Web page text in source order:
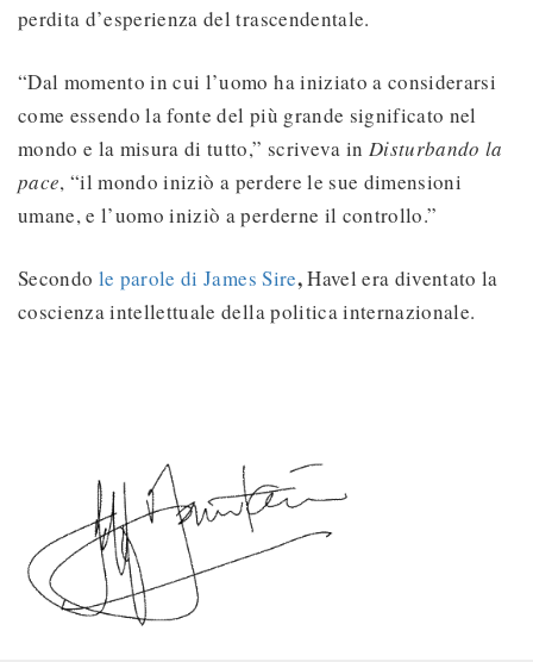
perdita d’esperienza del trascendentale.
“Dal momento in cui l’uomo ha iniziato a considerarsi
come essendo la fonte del più grande significato nel
mondo e la misura di tutto,” scriveva in Disturbando la
pace, “il mondo iniziò a perdere le sue dimensioni
umane, e l’uomo iniziò a perderne il controllo.”
Secondo le parole di James Sire,Havel era diventato la
coscienza intellettuale della politica internazionale.